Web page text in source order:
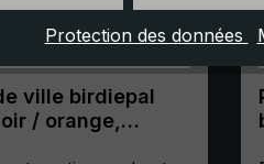
ville birdiepal
/ orange,
Protection des données